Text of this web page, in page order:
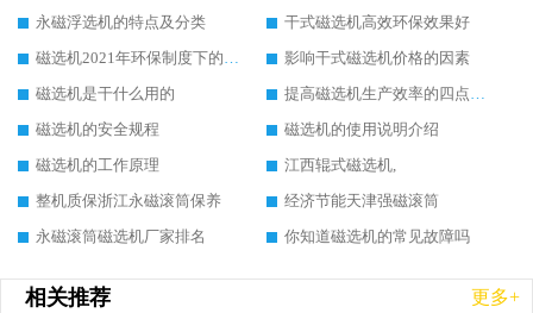
永磁浮选机的特点及分类
干式磁选机高效环保效果好
磁选机2021年环保制度下的发展出路
影响干式磁选机价格的因素
磁选机是干什么用的
提高磁选机生产效率的四点方法
磁选机的安全规程
磁选机的使用说明介绍
磁选机的工作原理
江西辊式磁选机,
整机质保浙江永磁滚筒保养
经济节能天津强磁滚筒
永磁滚筒磁选机厂家排名
你知道磁选机的常见故障吗
相关推荐 更多+